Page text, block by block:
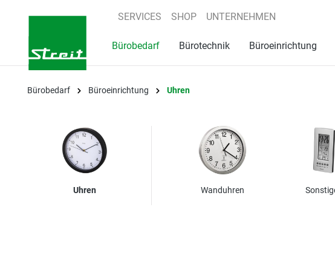
Zur Hauptnavigation springen
SERVICES SHOP UNTERNEHMEN
Bürobedarf Bürotechnik Büroeinrichtung
Bürobedarf Büroeinrichtung Uhren
Uhren Wanduhren